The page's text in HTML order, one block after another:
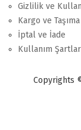
Gizlilik ve
Kargo ve
İptal ve İade
Kullanım
Copyrights ©